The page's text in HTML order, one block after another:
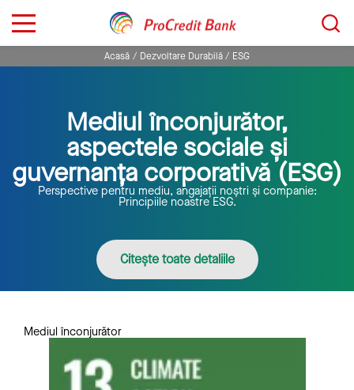
Acasă Dezvoltare Durabilă ESG
Mediul înconjurător,
aspectele sociale și
guvernanța corporativă (ESG)
Perspective pentru mediu, angajații noștri și companie:
Principiile noastre ESG.
Citește toate detaliile
Mediul înconjurător